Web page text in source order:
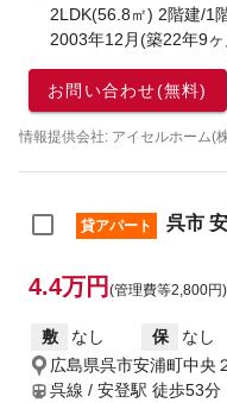
2LDK(56.8㎡) 2階建/1
2003年12月(築22年9ヶ
お問い合わせ(無料)
情報提供会社: アイセルホーム(
貸アパート 呉市
4.4万円 (管理費等2,800円)
敷 なし 保 なし
広島県呉市安浦町中央
呉線 / 安登駅 徒歩53分